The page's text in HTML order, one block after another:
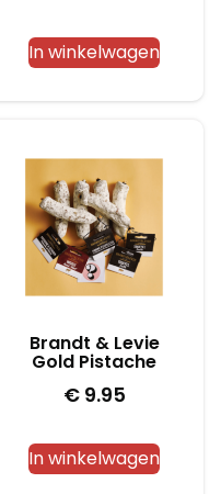
In winkelwagen
Brandt & Levie
Gold Pistache
€ 9.95
In winkelwagen